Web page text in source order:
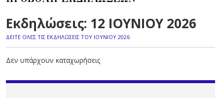
Εκδηλώσεις: 12 ΙΟΥΝΙΟΥ 2026
ΔΕΙΤΕ ΟΛΕΣ ΤΙΣ ΕΚΔΗΛΩΣΕΙΣ ΤΟΥ ΙΟΥΝΙΟΥ 2026
Δεν υπάρχουν καταχωρήσεις